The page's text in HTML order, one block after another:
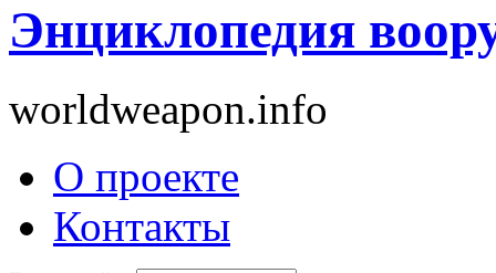
Энциклопедия
worldweapon.info
О проекте
Контакты